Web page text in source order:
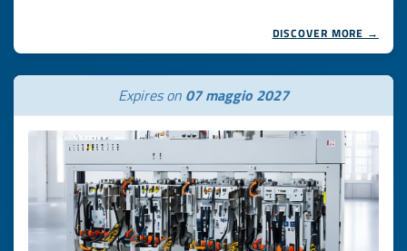
DISCOVER MORE →
Expires on 07 maggio 2027